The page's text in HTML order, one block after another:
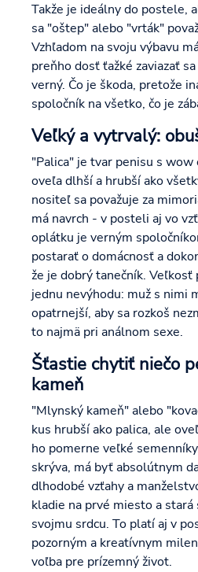
Takže je ideálny do postele,
sa "oštep" alebo "vrták"
Vzhľadom na svoju výbavu
preňho dosť ťažké zaviazať
verný. Čo je škoda, pretože
spoločník na všetko, čo je
Veľký a vytrvalý:
"Palica" je tvar penisu s
oveľa dlhší a hrubší ako
nositeľ sa považuje za
má navrch - v posteli aj vo
oplátku je verným
postarať o domácnosť a
že je dobrý tanečník. Veľkosť
jednu nevýhodu: muž s nimi
opatrnejší, aby sa rozkoš
to najmä pri análnom sexe.
Šťastie chytiť niečo
kameň
"Mlynský kameň" alebo
kus hrubší ako palica, ale
ho pomerne veľké
skrýva, má byť absolútnym
dlhodobé vzťahy a
kladie na prvé miesto a stará
svojmu srdcu. To platí aj v
pozorným a kreatívnym
voľba pre prízemný život.